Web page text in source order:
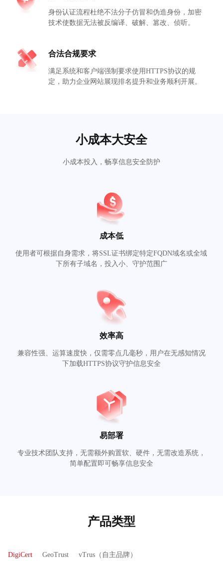
身份认证流程杜绝不法分子仿冒和伪造身份，加密
技术使数据无法被反编译、破解、篡改、侦听。
合法合规要求
满足系统和客户端强制要求使用HTTPS协议的规
定，助力企业网站展现排名提升和业务顺利开展。
小成本大安全
小成本投入，畅享信息安全防护
成本低
使用者可根据自身需求，将SSL证书绑定特定FQDN域名或全域
下所有子域名，投入小、守护范围广
效率高
兼容性强、运算速度快，仅需零点几毫秒，用户在无感知情况
下加载HTTPS协议守护信息安全
易部署
专业技术团队支持，无需额外购置软、硬件，无需改造系统，
简单配置即可畅享信息安全
产品类型
DigiCert GeoTrust vTrus（自主品牌）